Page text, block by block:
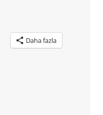
Daha fazla